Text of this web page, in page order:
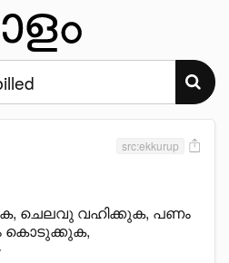
src:ekkurup
ചെലവു വഹിക്കുക, പണം